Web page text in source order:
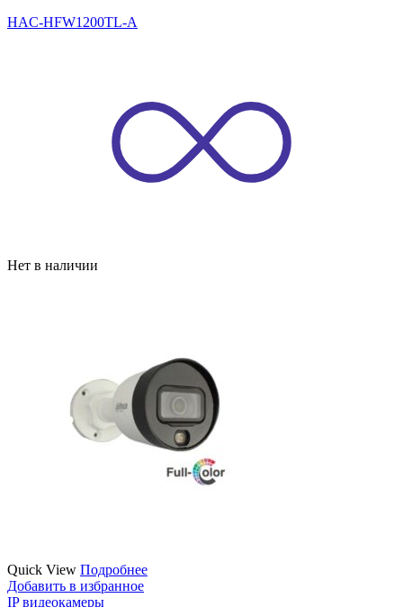
HAC-HFW1200TL-A
Нет в наличии
Quick View Подробнее
Добавить в избранное
IP видеокамеры